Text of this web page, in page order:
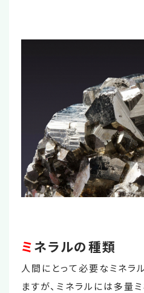
ミネラルの種類
人間にとって必要なミネラ
ますが、ミネラルには多量